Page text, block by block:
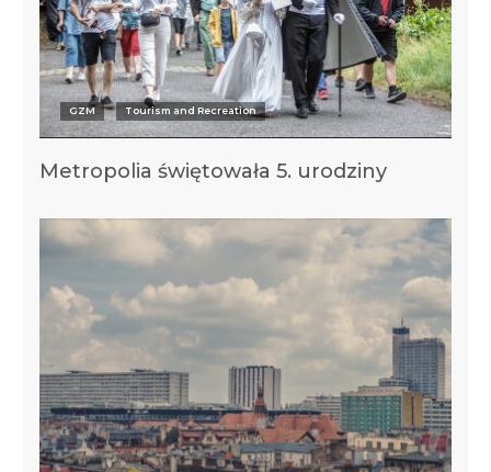
GZM Tourism and Recreation
Metropolia świętowała 5. urodziny